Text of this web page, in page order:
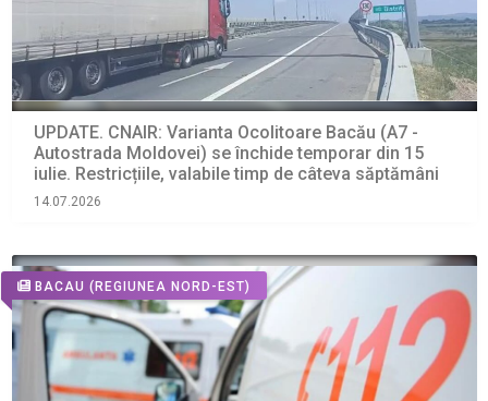
UPDATE. CNAIR: Varianta Ocolitoare Bacău (A7 -
Autostrada Moldovei) se închide temporar din 15
iulie. Restricțiile, valabile timp de câteva săptămâni
14.07.2026
BACAU (REGIUNEA NORD-EST)